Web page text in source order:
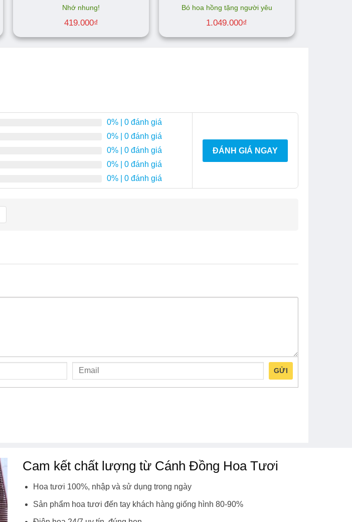
Nhớ nhung!
419.000₫
Bó hoa hồng tặng người yêu
1.049.000₫
0% | 0 đánh giá
0% | 0 đánh giá
0% | 0 đánh giá
0% | 0 đánh giá
0% | 0 đánh giá
ĐÁNH GIÁ NGAY
GỬI
Cam kết chất lượng từ Cánh Đồng Hoa Tươi
Hoa tươi 100%, nhập và sử dụng trong ngày
Sản phẩm hoa tươi đến tay khách hàng giống hình 80-90%